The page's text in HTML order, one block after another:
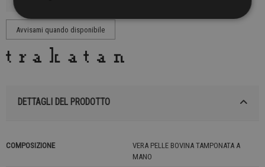
DETTAGLI DEL PRODOTTO
COMPOSIZIONE
VERA PELLE BOVINA TAMPONATA A
MANO